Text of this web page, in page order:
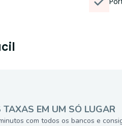
TAXAS EM UM SÓ LUGAR
com todos os bancos e